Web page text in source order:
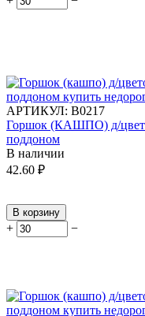
АРТИКУЛ: В0217
Горшок (КАШПО) д/
поддоном
В наличии
42.60 ₽
В корзину
+ −